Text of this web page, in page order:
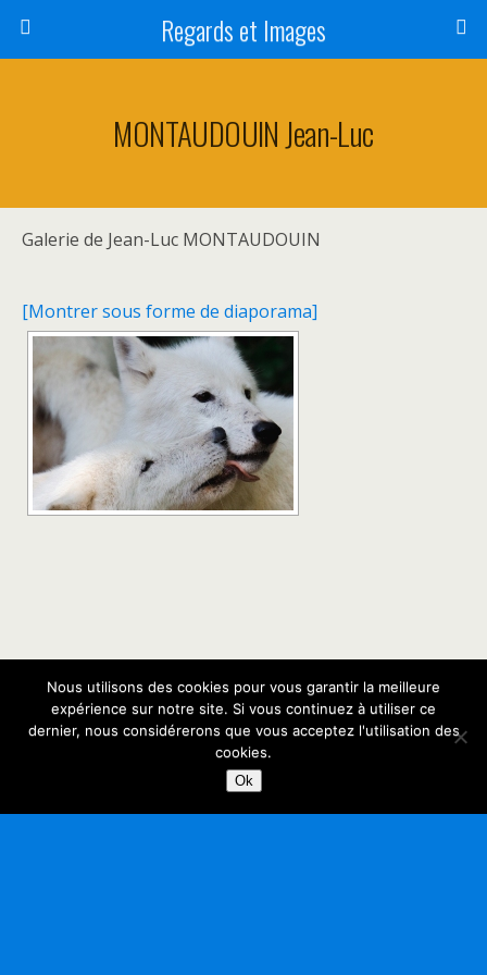
Regards et Images
MONTAUDOUIN Jean-Luc
Galerie de Jean-Luc MONTAUDOUIN
[Montrer sous forme de diaporama]
Retour au début
Nous utilisons des cookies pour vous garantir la meilleure
expérience sur notre site. Si vous continuez à utiliser ce
dernier, nous considérerons que vous acceptez l'utilisation des
cookies.
Ok